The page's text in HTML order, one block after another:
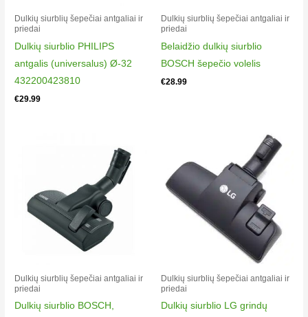
Dulkių siurblių šepečiai antgaliai ir
priedai
Dulkių siurblio PHILIPS
antgalis (universalus) Ø-32
432200423810
€29.99
Dulkių siurblių šepečiai antgaliai ir
priedai
Belaidžio dulkių siurblio
BOSCH šepečio volelis
€28.99
Dulkių siurblių šepečiai antgaliai ir
priedai
Dulkių siurblio BOSCH,
Dulkių siurblių šepečiai antgaliai ir
priedai
Dulkių siurblio LG grindų